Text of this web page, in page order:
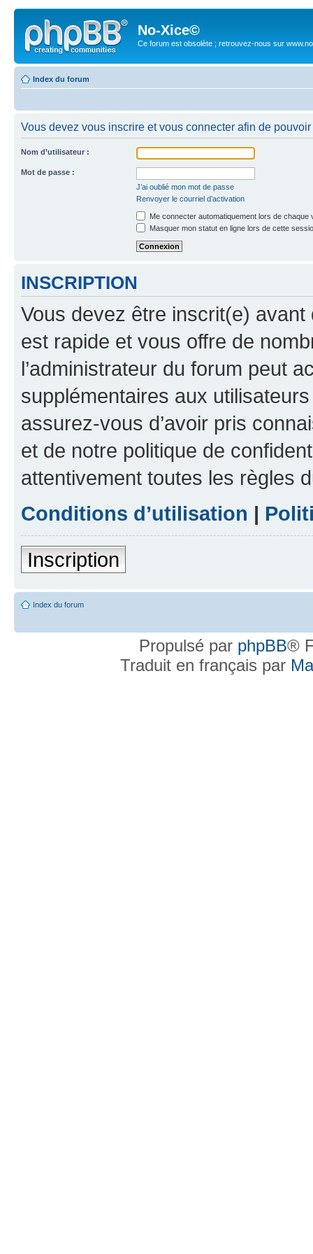
No-Xice©
Ce forum est obsolète ; retrouvez-nous sur
Index du forum
Vous devez vous inscrire et vous connecter afin de
Nom d’utilisateur :
Mot de passe :
J’ai oublié mon mot de passe
Renvoyer le courriel d’activation
Me connecter automatiquement lors de chaque
Masquer mon statut en ligne lors de cette
INSCRIPTION
Vous devez être inscrit(e) avant
est rapide et vous offre de
l’administrateur du forum peut
supplémentaires aux
assurez-vous d’avoir pris
et de notre politique de
attentivement toutes les règles
Conditions d’utilisation |
Inscription
Index du forum
Propulsé par phpBB®
Traduit en français par